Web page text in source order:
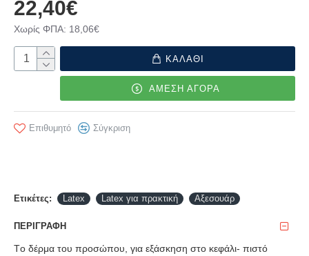
22,40€
Χωρίς ΦΠΑ: 18,06€
ΚΑΛΑΘΙ
ΑΜΕΣΗ ΑΓΟΡΑ
Επιθυμητό Σύγκριση
Ετικέτες: Latex Latex για πρακτική Αξεσουάρ
ΠΕΡΙΓΡΑΦΉ
Τo δέρμα του προσώπου, για εξάσκηση στο κεφάλι- πιστό